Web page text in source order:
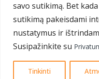
savo sutikimą. Bet
sutikimą pakeisdami
nustatymus ir
Susipažinkite su
Tinkinti
Maitinimas
Patalpų nuoma
© 2025 –